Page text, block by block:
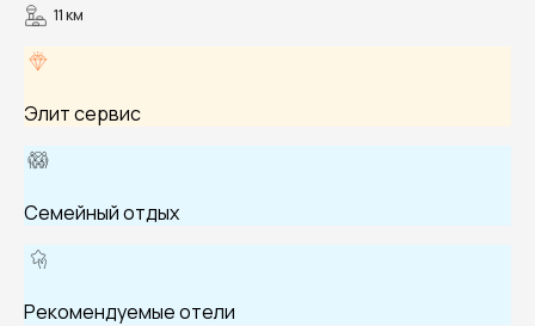
11 км
Элит сервис
Семейный отдых
Рекомендуемые отели